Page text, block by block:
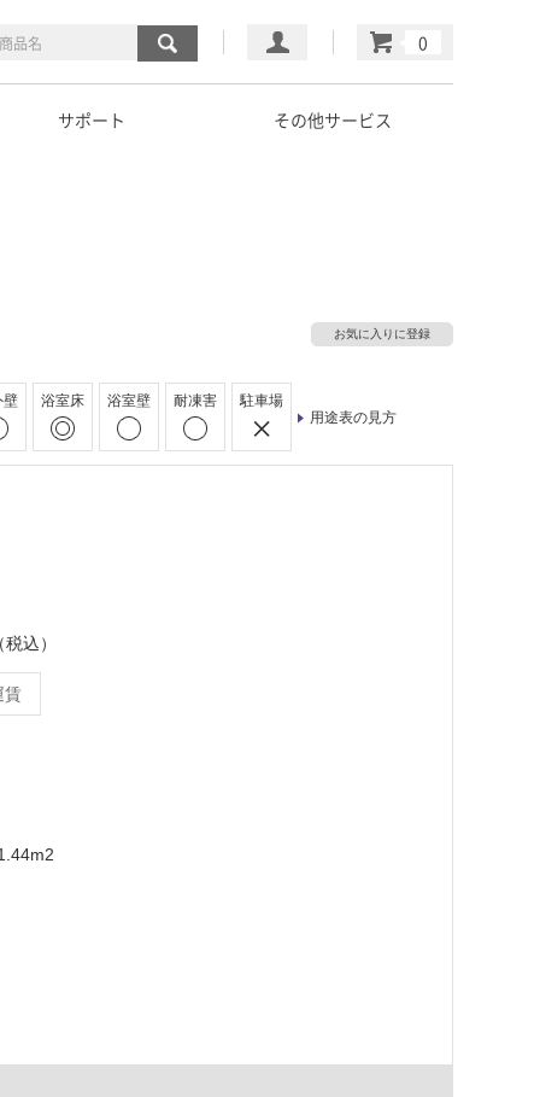
マイページ
カート
サポート その他サービス
お気に入りに登録
壁 浴室床 浴室壁 耐凍害
駐車場
用途表の見方
込）
賃